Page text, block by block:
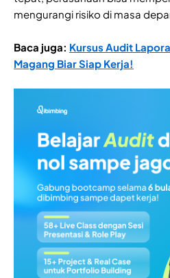
mengurangi risiko di masa
Baca juga: Kursus Audit
Magang Biar Siap Kerja!